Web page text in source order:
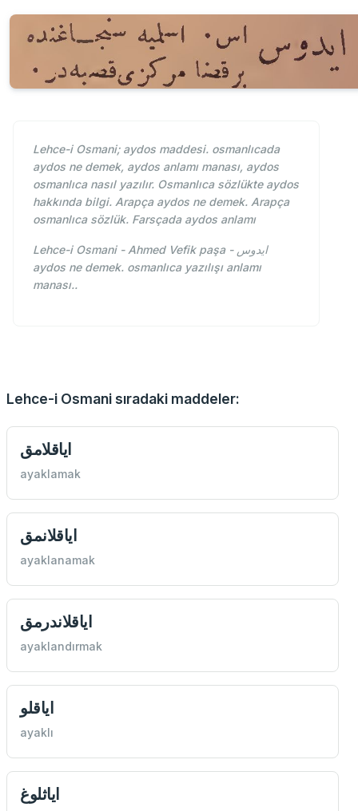
Lehce-i Osmani; aydos maddesi. osmanlıcada
aydos ne demek, aydos anlamı manası, aydos
osmanlıca nasıl yazılır. Osmanlıca sözlükte aydos
hakkında bilgi. Arapça aydos ne demek. Arapça
osmanlıca sözlük. Farsçada aydos anlamı
Lehce-i Osmani - Ahmed Vefik paşa - ايدوس
aydos ne demek. osmanlıca yazılışı anlamı
manası..
Lehce-i Osmani sıradaki maddeler:
اياقلامق
ayaklamak
اياقلانمق
ayaklanamak
اياقلاندرمق
ayaklandırmak
اياقلو
ayaklı
اياثلوغ